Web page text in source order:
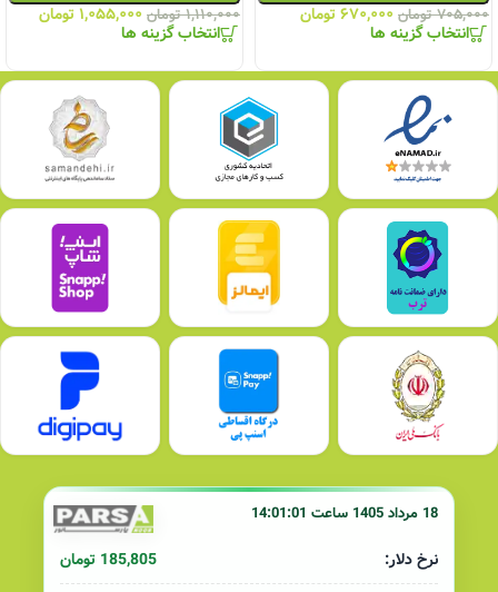
۷۰۵,۰۰۰ تومان ۶۷۰,۰۰۰تومان
انتخاب گزینه ها
۱,۱۱۰,۰۰۰ تومان ۱,۰۵۵,۰۰۰ تومان
انتخاب گزینه ها
18 مرداد 1405 ساعت 14:01:01
نرخ دلار:
185,805 تومان